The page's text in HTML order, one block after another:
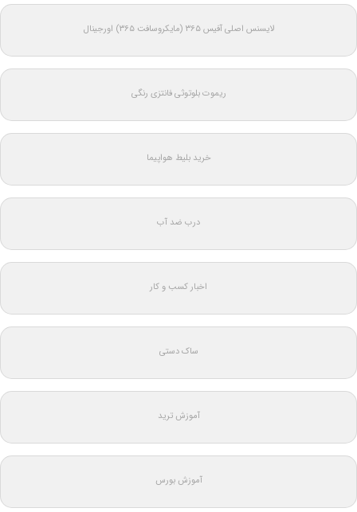
لایسنس اصلی آفیس ۳۶۵ (مایکروسافت ۳۶۵) اورجینال
ریموت بلوتوثی فانتزی رنگی
خرید بلیط هواپیما
درب ضد آب
اخبار کسب و کار
ساک دستی
آموزش ترید
آموزش بورس